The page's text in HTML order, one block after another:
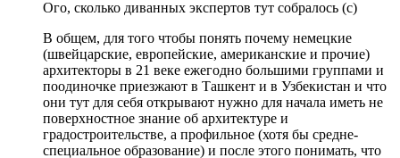
Ого, сколько диванных экспертов тут собралось (с)
В общем, для того чтобы понять почему немецкие
(швейцарские, европейские, американские и прочие)
архитекторы в 21 веке ежегодно большими группами и
поодиночке приезжают в Ташкент и в Узбекистан и что
они тут для себя открывают нужно для начала иметь не
поверхностное знание об архитектуре и
градостроительстве, а профильное (хотя бы средне-
специальное образование) и после этого понимать, что